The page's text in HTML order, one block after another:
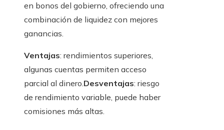
en bonos del gobierno, ofreciendo una
combinación de liquidez con mejores
ganancias.
Ventajas: rendimientos superiores,
algunas cuentas permiten acceso
parcial al dinero.Desventajas: riesgo
de rendimiento variable, puede haber
comisiones más altas.